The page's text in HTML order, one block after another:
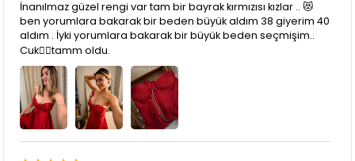
İnanılmaz güzel rengi var tam bir bayrak kırmızısı kızlar .. 😻
ben yorumlara bakarak bir beden büyük aldım 38 giyerim 40
aldım . İyki yorumlara bakarak bir büyük beden seçmişim..
Cuk👌🏻tamm oldu.